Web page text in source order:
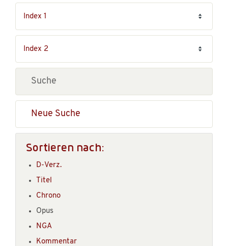
Neue Suche
Sortieren nach:
D-Verz.
Titel
Chrono
Opus
NGA
Kommentar